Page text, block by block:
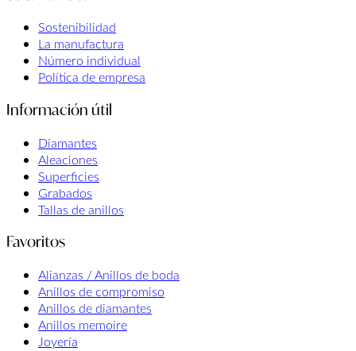
Sostenibilidad
La manufactura
Número individual
Política de empresa
Información útil
Diamantes
Aleaciones
Superficies
Grabados
Tallas de anillos
Favoritos
Alianzas / Anillos de boda
Anillos de compromiso
Anillos de diamantes
Anillos memoire
Joyería